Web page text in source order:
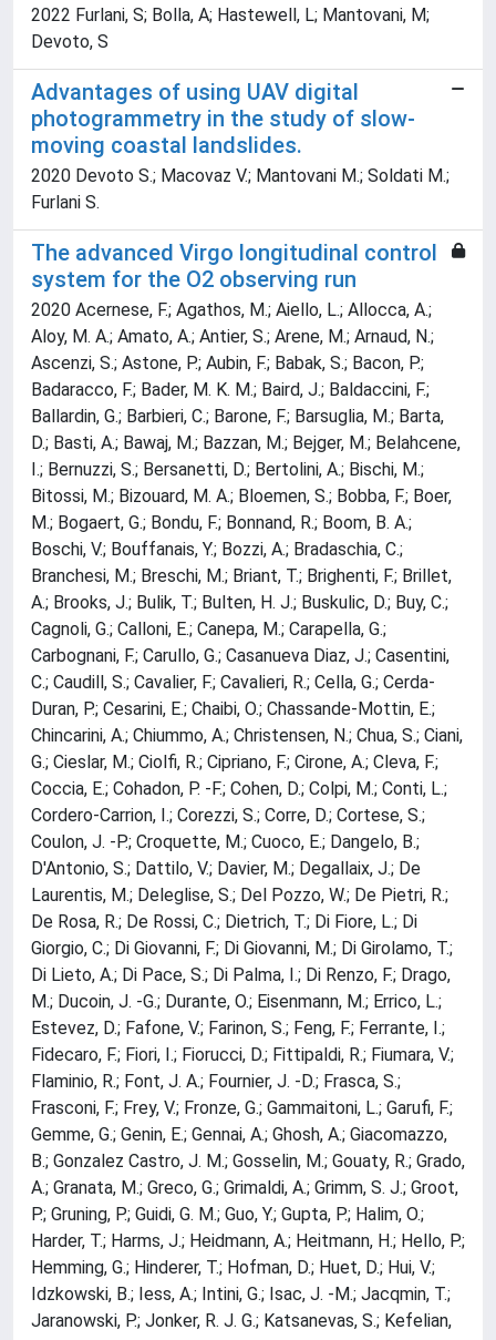
2022 Furlani, S; Bolla, A; Hastewell, L; Mantovani, M;
Devoto, S
Advantages of using UAV digital
photogrammetry in the study of slow-
moving coastal landslides.
2020 Devoto S.; Macovaz V.; Mantovani M.; Soldati M.;
Furlani S.
The advanced Virgo longitudinal control
system for the O2 observing run
2020 Acernese, F.; Agathos, M.; Aiello, L.; Allocca, A.;
Aloy, M. A.; Amato, A.; Antier, S.; Arene, M.; Arnaud, N.;
Ascenzi, S.; Astone, P.; Aubin, F.; Babak, S.; Bacon, P.;
Badaracco, F.; Bader, M. K. M.; Baird, J.; Baldaccini, F.;
Ballardin, G.; Barbieri, C.; Barone, F.; Barsuglia, M.; Barta,
D.; Basti, A.; Bawaj, M.; Bazzan, M.; Bejger, M.; Belahcene,
I.; Bernuzzi, S.; Bersanetti, D.; Bertolini, A.; Bischi, M.;
Bitossi, M.; Bizouard, M. A.; Bloemen, S.; Bobba, F.; Boer,
M.; Bogaert, G.; Bondu, F.; Bonnand, R.; Boom, B. A.;
Boschi, V.; Bouffanais, Y.; Bozzi, A.; Bradaschia, C.;
Branchesi, M.; Breschi, M.; Briant, T.; Brighenti, F.; Brillet,
A.; Brooks, J.; Bulik, T.; Bulten, H. J.; Buskulic, D.; Buy, C.;
Cagnoli, G.; Calloni, E.; Canepa, M.; Carapella, G.;
Carbognani, F.; Carullo, G.; Casanueva Diaz, J.; Casentini,
C.; Caudill, S.; Cavalier, F.; Cavalieri, R.; Cella, G.; Cerda-
Duran, P.; Cesarini, E.; Chaibi, O.; Chassande-Mottin, E.;
Chincarini, A.; Chiummo, A.; Christensen, N.; Chua, S.; Ciani,
G.; Cieslar, M.; Ciolfi, R.; Cipriano, F.; Cirone, A.; Cleva, F.;
Coccia, E.; Cohadon, P. -F.; Cohen, D.; Colpi, M.; Conti, L.;
Cordero-Carrion, I.; Corezzi, S.; Corre, D.; Cortese, S.;
Coulon, J. -P.; Croquette, M.; Cuoco, E.; Dangelo, B.;
D'Antonio, S.; Dattilo, V.; Davier, M.; Degallaix, J.; De
Laurentis, M.; Deleglise, S.; Del Pozzo, W.; De Pietri, R.;
De Rosa, R.; De Rossi, C.; Dietrich, T.; Di Fiore, L.; Di
Giorgio, C.; Di Giovanni, F.; Di Giovanni, M.; Di Girolamo, T.;
Di Lieto, A.; Di Pace, S.; Di Palma, I.; Di Renzo, F.; Drago,
M.; Ducoin, J. -G.; Durante, O.; Eisenmann, M.; Errico, L.;
Estevez, D.; Fafone, V.; Farinon, S.; Feng, F.; Ferrante, I.;
Fidecaro, F.; Fiori, I.; Fiorucci, D.; Fittipaldi, R.; Fiumara, V.;
Flaminio, R.; Font, J. A.; Fournier, J. -D.; Frasca, S.;
Frasconi, F.; Frey, V.; Fronze, G.; Gammaitoni, L.; Garufi, F.;
Gemme, G.; Genin, E.; Gennai, A.; Ghosh, A.; Giacomazzo,
B.; Gonzalez Castro, J. M.; Gosselin, M.; Gouaty, R.; Grado,
A.; Granata, M.; Greco, G.; Grimaldi, A.; Grimm, S. J.; Groot,
P.; Gruning, P.; Guidi, G. M.; Guo, Y.; Gupta, P.; Halim, O.;
Harder, T.; Harms, J.; Heidmann, A.; Heitmann, H.; Hello, P.;
Hemming, G.; Hinderer, T.; Hofman, D.; Huet, D.; Hui, V.;
Idzkowski, B.; Iess, A.; Intini, G.; Isac, J. -M.; Jacqmin, T.;
Jaranowski, P.; Jonker, R. J. G.; Katsanevas, S.; Kefelian,